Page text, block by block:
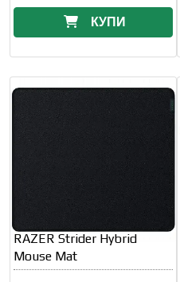
КУПИ
RAZER Strider Hybrid
Mouse Mat